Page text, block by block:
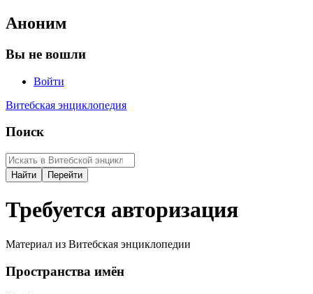
Аноним
Вы не вошли
Войти
Витебская энциклопедия
Поиск
Требуется авторизация
Материал из Витебская энциклопедии
Пространства имён